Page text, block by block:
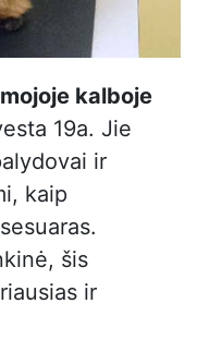
kalboje
19a. Jie
ir
kaip
šis
ir